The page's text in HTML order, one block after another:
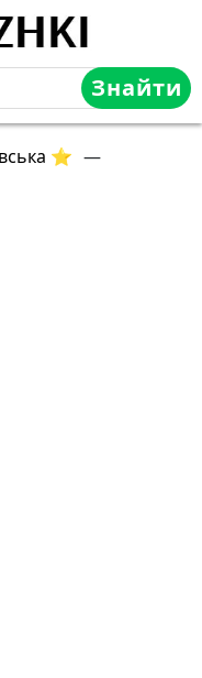
Знайти
⭐ —